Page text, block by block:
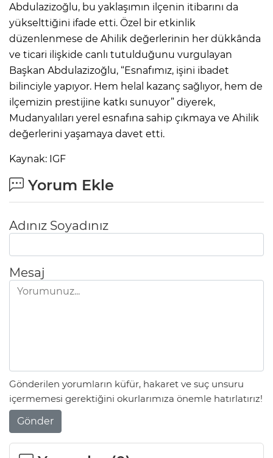
Abdulazizoğlu, bu yaklaşımın ilçenin itibarını da
yükselttiğini ifade etti. Özel bir etkinlik
düzenlenmese de Ahilik değerlerinin her dükkânda
ve ticari ilişkide canlı tutulduğunu vurgulayan
Başkan Abdulazizoğlu, “Esnafımız, işini ibadet
bilinciyle yapıyor. Hem helal kazanç sağlıyor, hem de
ilçemizin prestijine katkı sunuyor” diyerek,
Mudanyalıları yerel esnafına sahip çıkmaya ve Ahilik
değerlerini yaşamaya davet etti.
Kaynak: IGF
Yorum Ekle
Adınız Soyadınız
Mesaj
Gönderilen yorumların küfür, hakaret ve suç unsuru
içermemesi gerektiğini okurlarımıza önemle hatırlatırız!
Gönder